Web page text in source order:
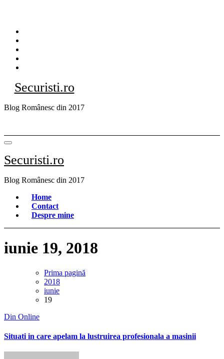
Securisti.ro
Blog Românesc din 2017
Securisti.ro
Blog Românesc din 2017
Home
Contact
Despre mine
iunie 19, 2018
Prima pagină
2018
iunie
19
Din Online
Situati in care apelam la lustruirea profesionala a masinii